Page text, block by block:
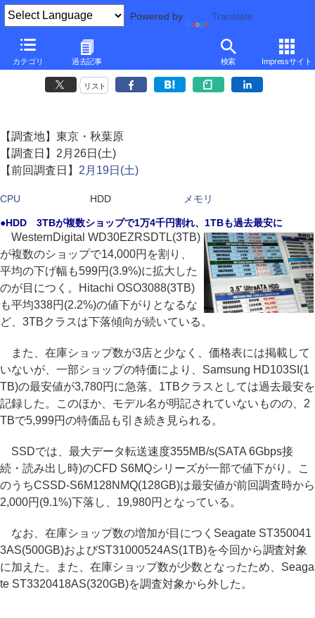
Powered by Translate
カテゴリ 過去記事 検索 Impressサイト
CPU、HDD、メモリ相場情報（秋葉原 '11/3 第1週)(HDD)
3TBが複数ショップで1万4千円割れ、1TBも過去最安に
リスト
【調査地】東京・秋葉原
【調査日】2月26日(土)
【前回調査日】 2月19日(土)
CPU HDD メモリ
●HDD 3TBが複数ショップで1万4千円割れ、1TBも過去最安に
WesternDigital WD30EZRSDTL(3TB)
が複数のショップで14,000円を割り、
平均の下げ幅も599円(3.9%)に拡大した
のが目につく。Hitachi OSO3088(3TB)
も平均338円(2.2%)の値下がりとなるな
ど、3TBクラスは下落傾向が続いている。
また、在庫ショップ数が3店と少なく、価格表には掲載して
いないが、一部ショップの特価により、Samsung HD103SI(1
TB)の最安値が3,780円に急落。1TBクラスとしては過去最安を
記録した。このほか、モデル名が明記されていないものの、2
TBで5,999円の特価品も引き続き見られる。
SSDでは、最大データ転送速度355MB/s(SATA 6Gbps接
続・読み出し時)のCFD S6MQシリーズが一部で値下がり。こ
のうちCSSD-S6M128NMQ(128GB)は最安値が前回調査時から
2,000円(9.1%)下落し、19,980円となっている。
なお、在庫ショップ数の増加が目につくSeagate ST350041
3AS(500GB)およびST31000524AS(1TB)を今回から調査対象
に加えた。また、在庫ショップ数が少数となったため、Seaga
te ST3320418AS(320GB)を調査対象から外した。